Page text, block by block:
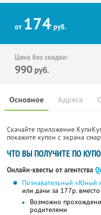
от 174 руб.
Цена без скидки:
990 руб.
Основное Адреса
Скачайте приложение
покажите купон с экрана
ЧТО ВЫ ПОЛУЧИТЕ ПО
Онлайн-квесты от агентства
Познавательный «Юный
или дачи за 177р.
Возможно
родителями